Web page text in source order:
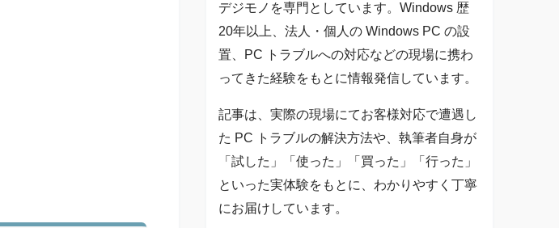
デジモノを専門としています。Windows 歴
20年以上、法人・個人の Windows PC の設
置、PC トラブルへの対応などの現場に携わ
ってきた経験をもとに情報発信しています。
記事は、実際の現場にてお客様対応で遭遇し
た PC トラブルの解決方法や、執筆者自身が
「試した」「使った」「買った」「行った」
といった実体験をもとに、わかりやすく丁寧
にお届けしています。